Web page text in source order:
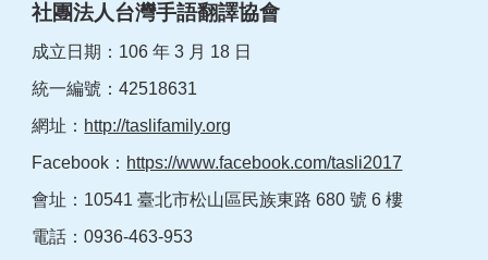
社團法人台灣手語翻譯協會
成立日期：106 年 3 月 18 日
統一編號：42518631
網址： http://taslifamily.org
Facebook： https://www.facebook.com/tasli2017
會址：10541 臺北市松山區民族東路 680 號 6 樓
電話：0936-463-953